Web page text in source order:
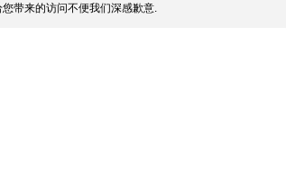
带来的访问不便我们深感歉意.